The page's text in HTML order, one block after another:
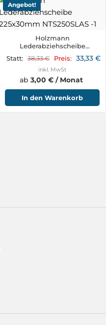
Angebot!
Holzmann
Lederabziehscheibe
Statt: 38,33€ Preis: 33,33 €
inkl. MwSt
ab 3,00 € / Monat
In den Warenkorb